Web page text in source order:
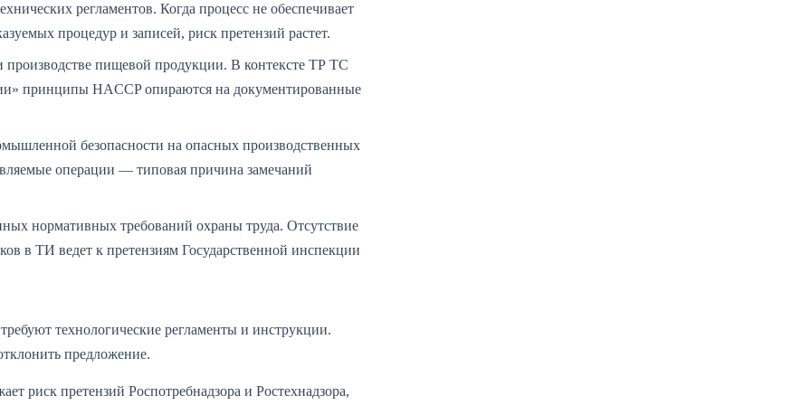
регламентов. Когда процесс не обеспечивает
процедур и записей, риск претензий растет.
производстве пищевой продукции. В контексте ТР ТС
принципы HACCP опираются на документированные
безопасности на опасных производственных
операции — типовая причина замечаний
нормативных требований охраны труда. Отсутствие
в ТИ ведет к претензиям Государственной инспекции
технологические регламенты и инструкции.
предложение.
риск претензий Роспотребнадзора и Ростехнадзора,